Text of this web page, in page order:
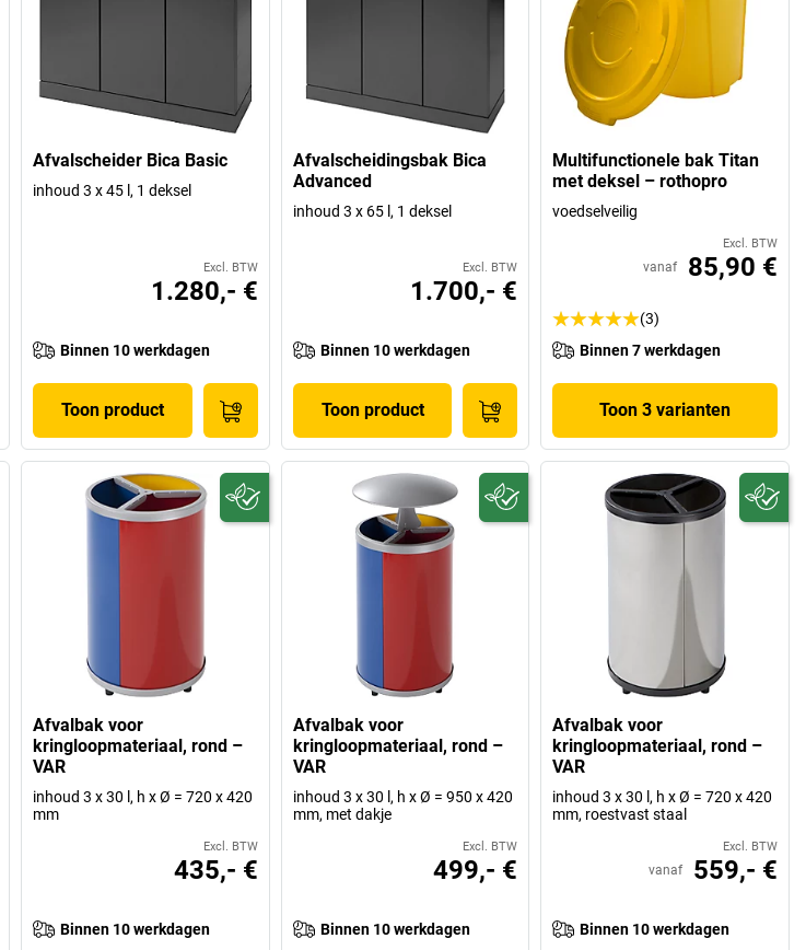
Afvalscheider Bica Basic
inhoud 3 x 45 l, 1 deksel
Excl. BTW
1.280,- €
Binnen 10 werkdagen
Toon product
Afvalscheidingsbak Bica
Advanced
inhoud 3 x 65 l, 1 deksel
Excl. BTW
1.700,- €
Binnen 10 werkdagen
Toon product
Multifunctionele bak Titan
met deksel – rothopro
voedselveilig
Excl. BTW
vanaf 85,90 €
(3)
Binnen 7 werkdagen
Toon 3 varianten
Afvalbak voor
kringloopmateriaal, rond –
VAR
inhoud 3 x 30 l, h x Ø = 720 x 420
mm
Excl. BTW
435,- €
Binnen 10 werkdagen
Afvalbak voor
kringloopmateriaal, rond –
VAR
inhoud 3 x 30 l, h x Ø = 950 x 420
mm, met dakje
Excl. BTW
499,- €
Binnen 10 werkdagen
Afvalbak voor
kringloopmateriaal, rond –
VAR
inhoud 3 x 30 l, h x Ø = 720 x 420
mm, roestvast staal
Excl. BTW
vanaf 559,- €
Binnen 10 werkdagen